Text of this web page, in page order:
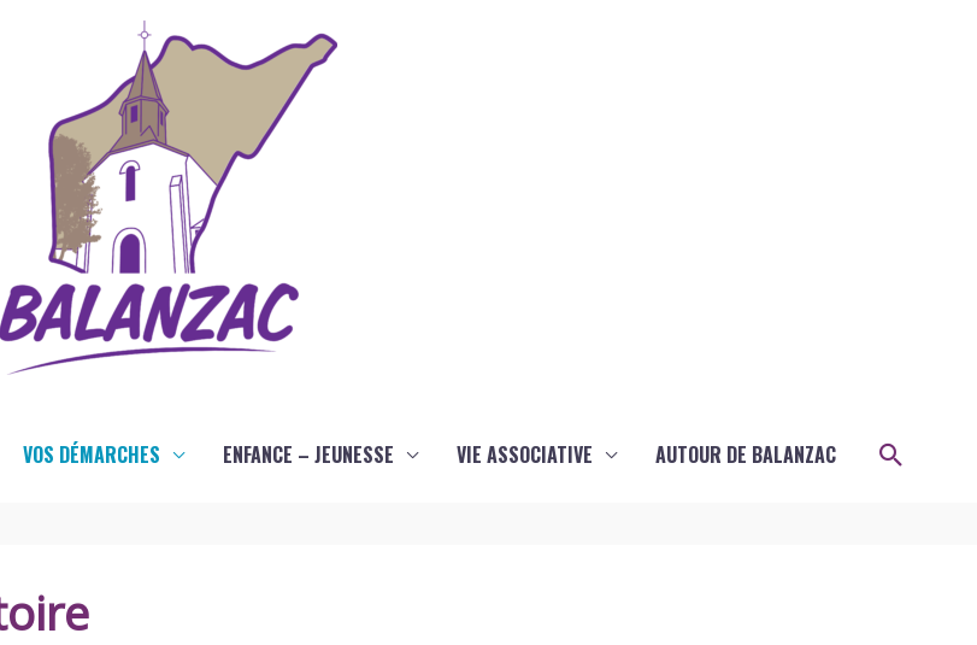
VOS DÉMARCHES ENFANCE – JEUNESSE VIE ASSOCIATIVE AUTOUR DE BALANZAC